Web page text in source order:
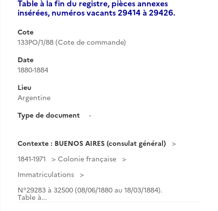
Table à la fin du registre, pièces annexes
insérées, numéros vacants 29414 à 29426.
Cote
133PO/1/88 (Cote de commande)
Date
1880-1884
Lieu
Argentine
Type de document
-
Contexte : BUENOS AIRES (consulat général)
1841-1971
Colonie française
Immatriculations
N°29283 à 32500 (08/06/1880 au 18/03/1884).
Table à...